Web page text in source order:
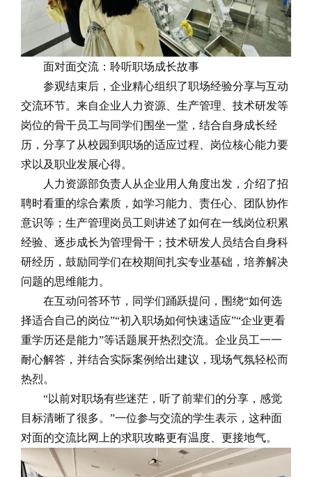
面对面交流：聆听职场成长故事
参观结束后，企业精心组织了职场经验分享与互动
交流环节。来自企业人力资源、生产管理、技术研发等
岗位的骨干员工与同学们围坐一堂，结合自身成长经
历，分享了从校园到职场的适应过程、岗位核心能力要
求以及职业发展心得。
人力资源部负责人从企业用人角度出发，介绍了招
聘时看重的综合素质，如学习能力、责任心、团队协作
意识等；生产管理岗员工则讲述了如何在一线岗位积累
经验、逐步成长为管理骨干；技术研发人员结合自身科
研经历，鼓励同学们在校期间扎实专业基础，培养解决
问题的思维能力。
在互动问答环节，同学们踊跃提问，围绕“如何选
择适合自己的岗位”“初入职场如何快速适应”“企业更看
重学历还是能力”等话题展开热烈交流。企业员工一一
耐心解答，并结合实际案例给出建议，现场气氛轻松而
热烈。
“以前对职场有些迷茫，听了前辈们的分享，感觉
目标清晰了很多。 ”一位参与交流的学生表示，这种面
对面的交流比网上的求职攻略更有温度、更接地气。